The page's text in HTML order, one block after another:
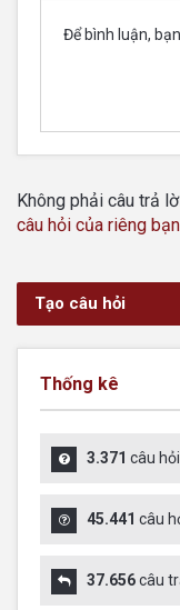
Để bình luận,
Không phải câu trả
câu hỏi của riêng bạn
Tạo câu hỏi
Thống kê
3.371 câu
45.441 câu
37.656câu